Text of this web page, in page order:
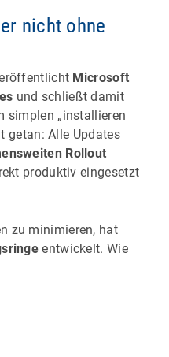
nicht ohne
Microsoft
und schließt damit
simplen „installieren
getan: Alle Updates
Rollout
produktiv eingesetzt
zu minimieren, hat
entwickelt. Wie